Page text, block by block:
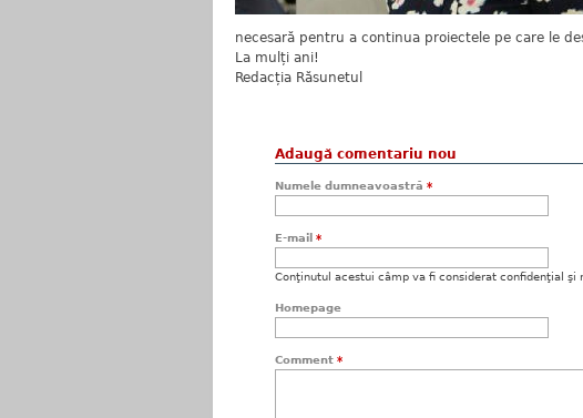
necesară pentru a continua proiectele pe care le
La mulți ani!
Redacția Răsunetul
Adaugă comentariu nou
Numele dumneavoastră *
E-mail *
Conţinutul acestui câmp va fi considerat confidenţial şi
Homepage
Comment *